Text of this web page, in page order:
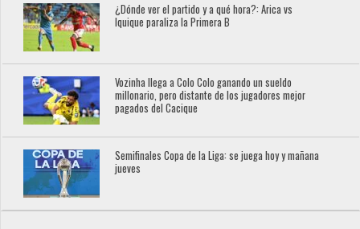
¿Dónde ver el partido y a qué hora?: Arica vs
Iquique paraliza la Primera B
Vozinha llega a Colo Colo ganando un sueldo
millonario, pero distante de los jugadores mejor
pagados del Cacique
Semifinales Copa de la Liga: se juega hoy y mañana
jueves